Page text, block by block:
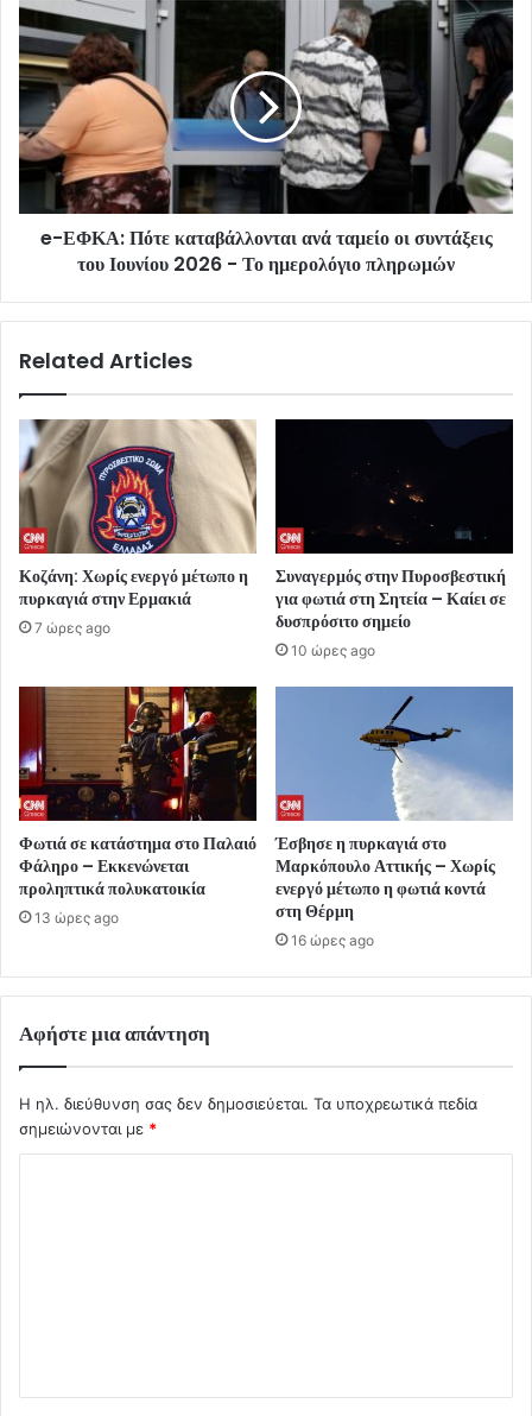
e-ΕΦΚΑ: Πότε καταβάλλονται ανά ταμείο οι συντάξεις
του Ιουνίου 2026 - Το ημερολόγιο πληρωμών
Related Articles
Κοζάνη: Χωρίς ενεργό μέτωπο η
πυρκαγιά στην Ερμακιά
7 ώρες ago
Συναγερμός στην Πυροσβεστική
για φωτιά στη Σητεία – Καίει σε
δυσπρόσιτο σημείο
10 ώρες ago
Φωτιά σε κατάστημα στο Παλαιό
Φάληρο – Εκκενώνεται
προληπτικά πολυκατοικία
13 ώρες ago
Έσβησε η πυρκαγιά στο
Μαρκόπουλο Αττικής – Χωρίς
ενεργό μέτωπο η φωτιά κοντά
στη Θέρμη
16 ώρες ago
Αφήστε μια απάντηση
Η ηλ. διεύθυνση σας δεν δημοσιεύεται. Τα υποχρεωτικά πεδία
σημειώνονται με *